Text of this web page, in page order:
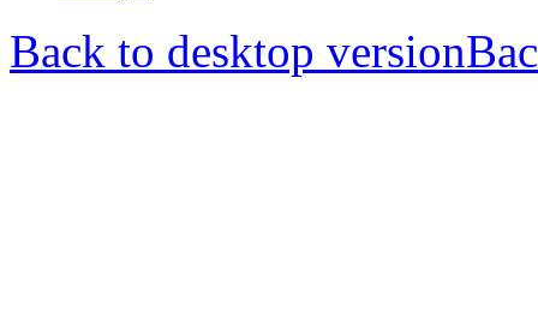
Back to desktop version